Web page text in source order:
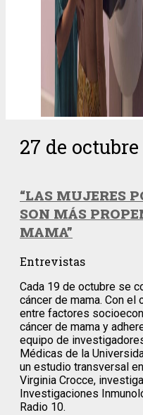
27 de
“LAS MUJERES
SON MÁS
MAMA”
Entrevistas
Cada 19 de octubre se
cáncer de mama. Con
entre factores
cáncer de mama y
equipo de
Médicas de la
un estudio transversal
Virginia Crocce,
Investigaciones
Radio 10.